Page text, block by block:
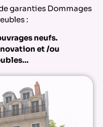
garanties Dommages
:
neufs.
et /ou